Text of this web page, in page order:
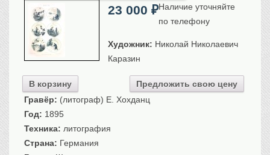
Российская империя
Прочие
Севастополь, Крым
Ценные бумаги
История моды.
Гражданская мода
Униформа
Охота. Флора. Фауна
Фауна
23 000₽
В корзину Предложить свою цену
Наличие уточняйте
по телефону
Художник: Николай Николаевич
Каразин
Гравёр: (литограф) Е. Хохданц
Год: 1895
Техника: литография
Страна: Германия